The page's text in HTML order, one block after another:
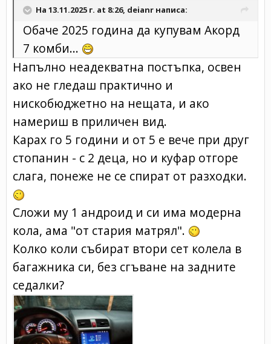
На 13.11.2025 г. at 8:26, deianr написа:
Обаче 2025 година да купувам Акорд
7 комби...
Напълно неадекватна постъпка, освен
ако не гледаш практично и
нискобюджетно на нещата, и ако
намериш в приличен вид.
Карах го 5 години и от 5 е вече при друг
стопанин - с 2 деца, но и куфар отгоре
слага, понеже не се спират от разходки.
Сложи му 1 андроид и си има модерна
кола, ама "от стария матрял".
Колко коли събират втори сет колела в
багажника си, без сгъване на задните
седалки?